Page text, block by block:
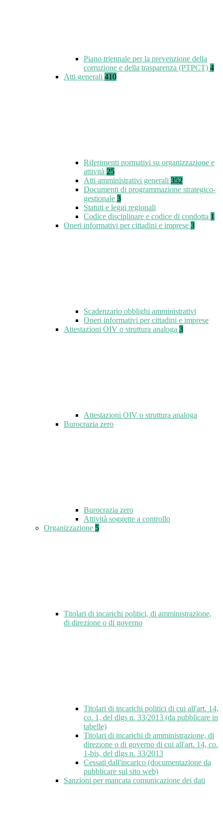
Piano triennale per la prevenzione della
corruzione e della trasparenza (PTPCT) 4
Atti generali 410
Riferimenti normativi su organizzazione e
attività 25
Atti amministrativi generali 352
Documenti di programmazione strategico-
gestionale 3
Statuti e leggi regionali
Codice disciplinare e codice di condotta 1
Oneri informativi per cittadini e imprese 3
Scadenzario obblighi amministrativi
Oneri informativi per cittadini e imprese
Attestazioni OIV o struttura analoga 3
Attestazioni OIV o struttura analoga
Burocrazia zero
Burocrazia zero
Attività soggette a controllo
Organizzazione 5
Titolari di incarichi politici, di amministrazione,
di direzione o di governo
Titolari di incarichi politici di cui all'art. 14,
co. 1, del dlgs n. 33/2013 (da pubblicare in
tabelle)
Titolari di incarichi di amministrazione, di
direzione o di governo di cui all'art. 14, co.
1-bis, del dlgs n. 33/2013
Cessati dall'incarico (documentazione da
pubblicare sul sito web)
Sanzioni per mancata comunicazione dei dati